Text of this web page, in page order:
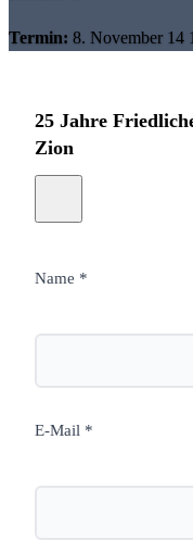
Termin: 8. November 14
25 Jahre
Zion
Name *
E-Mail *